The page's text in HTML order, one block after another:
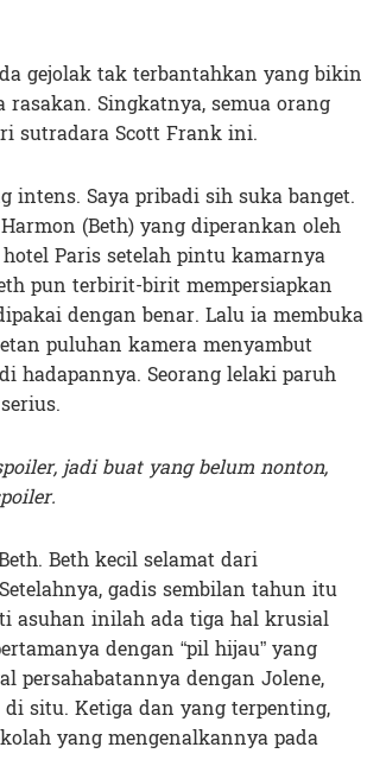
gejolak tak terbantahkan yang bikin
rasakan. Singkatnya, semua orang
sutradara Scott Frank ini.
intens. Saya pribadi sih suka banget.
(Beth) yang diperankan oleh
Paris setelah pintu kamarnya
pun terbirit-birit mempersiapkan
dengan benar. Lalu ia membuka
puluhan kamera menyambut
hadapannya. Seorang lelaki paruh
jadi buat yang belum nonton,
Beth kecil selamat dari
gadis sembilan tahun itu
asuhan inilah ada tiga hal krusial
dengan “pil hijau” yang
persahabatannya dengan Jolene,
situ. Ketiga dan yang terpenting,
yang mengenalkannya pada